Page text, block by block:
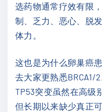
选药物通常疗效有限
制、乏力、恶心、脱
体力。
这也是为什么卵巢癌
去大家更熟悉BRCA1/
TP53突变虽然在高级
但长期以来缺少真正